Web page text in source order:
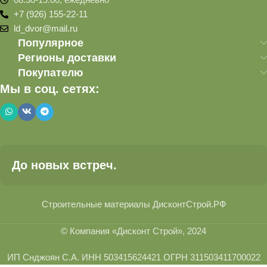
+7 (926) 155-22-11
ld_dvor@mail.ru
Популярное
Регионы доставки
Покупателю
Мы в соц. сетях:
До новых встреч.
Строительные материалы ДисконтСтрой.РФ
© Компания «Дисконт Строй», 2024
ИП Снджоян С.А. ИНН 503415624421 ОГРН 311503411700022